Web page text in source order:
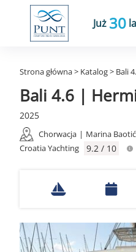
Już 30
Strona główna> Katalog> Bali
Bali 4.6 |
2025
Chorwacja | Marina
Croatia Yachting
9.2 / 10